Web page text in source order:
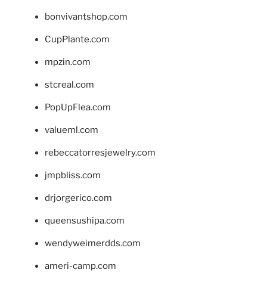
bonvivantshop.com
CupPlante.com
mpzin.com
stcreal.com
PopUpFlea.com
valueml.com
rebeccatorresjewelry.com
jmpbliss.com
drjorgerico.com
queensushipa.com
wendyweimerdds.com
ameri-camp.com